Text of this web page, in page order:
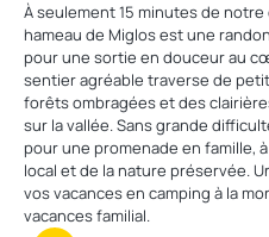
À seulement 15 minutes de
hameau de Miglos est une
pour une sortie en douceur au
sentier agréable traverse de
forêts ombragées et des
sur la vallée. Sans grande
pour une promenade en famille,
local et de la nature préservée.
vos vacances en camping à la
vacances familial.